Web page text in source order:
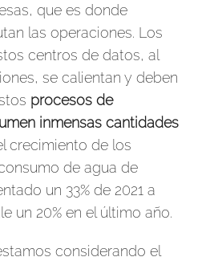
que es donde
las operaciones. Los
centros de datos, al
se calientan y deben
procesos de
inmensas cantidades
crecimiento de los
de agua de
un 33% de 2021 a
un 20% en el último año.
considerando el